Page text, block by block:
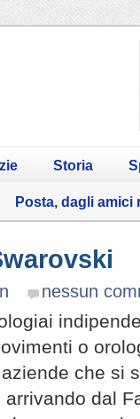
Storia
Posta, dagli amici
nessun
o
che si
dal